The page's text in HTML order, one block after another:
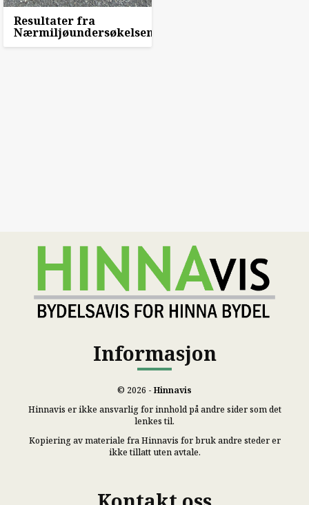
Resultater fra
Nærmiljøundersøkelsen
Informasjon
© 2026 - Hinnavis
Hinnavis er ikke ansvarlig for innhold på andre sider som det
lenkes til.
Kopiering av materiale fra Hinnavis for bruk andre steder er
ikke tillatt uten avtale.